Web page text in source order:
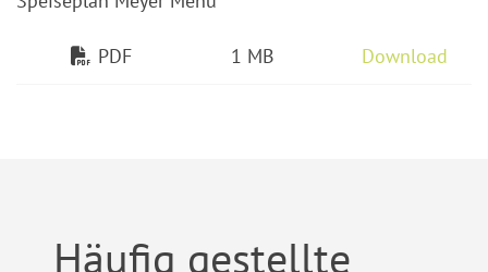
PDF 1 MB Download
Häufig gestellte